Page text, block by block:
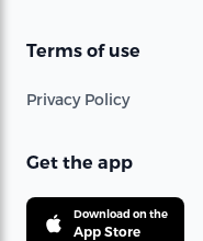
Terms of use
Privacy Policy
Get the app
Download on the
App Store